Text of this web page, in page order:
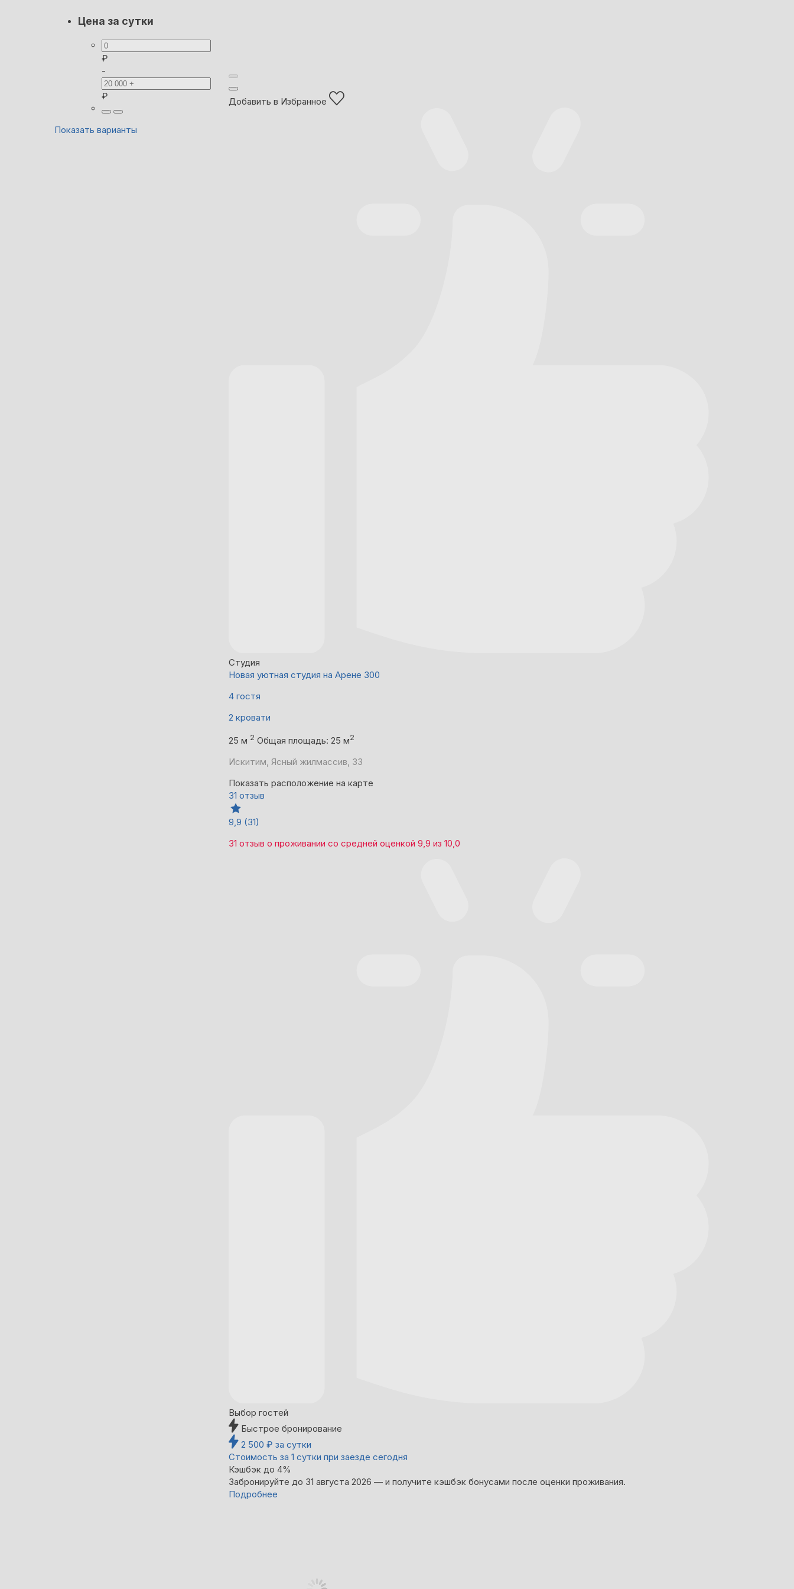
Цена за сутки
₽
-
₽
Показать варианты
Добавить в Избранное
Студия
Новая уютная студия на Арене 300
4 гостя
2 кровати
25 м 2 Общая площадь: 25 м2
Искитим, Ясный жилмассив, 33
Показать расположение на карте
31 отзыв
9,9 (31)
31 отзыв о проживании со средней оценкой 9,9 из 10,0
Выбор гостей
Быстрое бронирование
2 500 ₽ за сутки
Стоимость за 1 сутки при заезде сегодня
Кэшбэк до 4%
Забронируйте до 31 августа 2026 — и получите кэшбэк бонусами после оценки проживания.
Подробнее